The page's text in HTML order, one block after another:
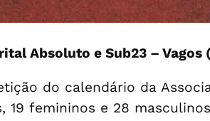
Absoluto e Sub23 –
do calendário da
19 femininos e 28